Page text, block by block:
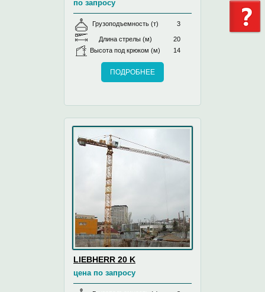
по запросу
Грузоподъемность (т) 3
Длина стрелы (м)
20
Высота под крюком (м)
14
ПОДРОБНЕЕ
LIEBHERR 20 K
цена по запросу